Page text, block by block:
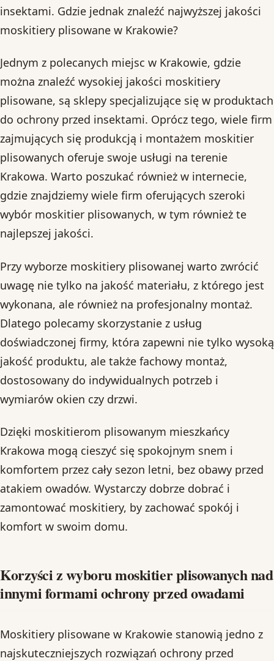
insektami. Gdzie jednak znaleźć najwyższej jakości
moskitiery plisowane w Krakowie?
Jednym z polecanych miejsc w Krakowie, gdzie
można znaleźć wysokiej jakości moskitiery
plisowane, są sklepy specjalizujące się w produktach
do ochrony przed insektami. Oprócz tego, wiele firm
zajmujących się produkcją i montażem moskitier
plisowanych oferuje swoje usługi na terenie
Krakowa. Warto poszukać również w internecie,
gdzie znajdziemy wiele firm oferujących szeroki
wybór moskitier plisowanych, w tym również te
najlepszej jakości.
Przy wyborze moskitiery plisowanej warto zwrócić
uwagę nie tylko na jakość materiału, z którego jest
wykonana, ale również na profesjonalny montaż.
Dlatego polecamy skorzystanie z usług
doświadczonej firmy, która zapewni nie tylko wysoką
jakość produktu, ale także fachowy montaż,
dostosowany do indywidualnych potrzeb i
wymiarów okien czy drzwi.
Dzięki moskitierom plisowanym mieszkańcy
Krakowa mogą cieszyć się spokojnym snem i
komfortem przez cały sezon letni, bez obawy przed
atakiem owadów. Wystarczy dobrze dobrać i
zamontować moskitiery, by zachować spokój i
komfort w swoim domu.
Korzyści z wyboru moskitier plisowanych nad
innymi formami ochrony przed owadami
Moskitiery plisowane w Krakowie stanowią jedno z
najskuteczniejszych rozwiązań ochrony przed